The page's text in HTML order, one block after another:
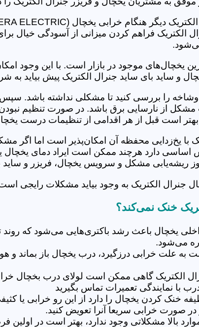
یخچال‌های موجود در بازار است. با این وجود
و ساید بای ساید جنرال الکتریک پیش بیاید به
را بررسی کنید تا مشکلی نداشته باشد.
از نارسایی برق باشد. در صورت تنظیم
است قبل از هر اقدامی از تنظیمات درست
با یخ‌زدایی محفظه آن امکان‌پذیر است اما اگر
دارد هرچند ممکن است ایراد دمای یخچال
ریشه‌یابی مشکل و سرویس یخچال، فریزر و ساید
جنرال الکتریک به وجود بیاید مشکلات رایجی است
خنک نمی‌کند؟
یخچال باعث رشد باکتری‌هایی می‌شود که روند
می‌شود.
علت خرابی درزگیرد، درب یخچال باز بماند و
الکتریک گاهی ممکن است لولای درب بخچال
با نمایندگی تعمیرات تماس بگیرید
خنک کردن یخچال را دارد از این رو خرابی
بالا مشکلاتی وجود ندارد، بهتر است در